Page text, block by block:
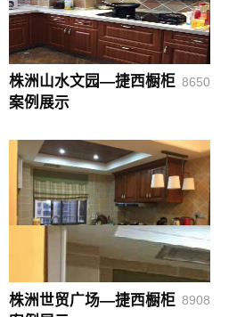
株洲山水文园—捷西橱柜
案例展示
8650
株洲世贸广场—捷西橱柜 8908